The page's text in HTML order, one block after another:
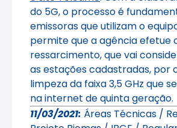
do 5G, o processo é
emissoras que utilizam o
permite que a agência efetue
ressarcimento, que vai
as estações cadastradas, por
limpeza da faixa 3,5 GHz que
na internet de quinta geração.
11/03/2021: Áreas Técnicas /